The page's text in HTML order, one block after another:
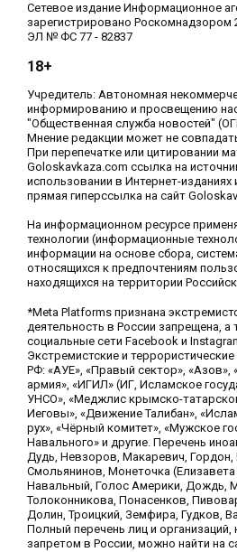
Сетевое издание Информационное
зарегистрировано Роскомнадзором
ЭЛ № ФС 77 - 82837
18+
Учредитель: Автономная
информированию и просвещению
"Общественная служба новостей"
Мнение редакции может не
При перепечатке или цитировании
Goloskavkaza.com ссылка на
использовании в Интернет-изданиях
прямая гиперссылка на сайт
На информационном ресурсе
технологии (информационные
информации на основе сбора,
относящихся к предпочтениям
находящихся на территории
*Meta Platforms признана
деятельность в России запрещена,
социальные сети Facebook и
Экстремистские и
РФ: «АУЕ», «Правый сектор», «Азов»,
армия», «ИГИЛ» (ИГ, Исламское
УНСО», «Меджлис крымско-
Иеговы», «Движение Талибан»,
рух», «Чёрный комитет», «Мужское
Навального» и другие. Перечень
Дудь, Невзоров, Макаревич,
Смольянинов, Монеточка
Навальный, Голос Америки, Дождь,
Толоконникова, Понасенков,
Долин, Троицкий, Земфира, Гудков,
Полный перечень лиц и
запретом в России, можно найти на